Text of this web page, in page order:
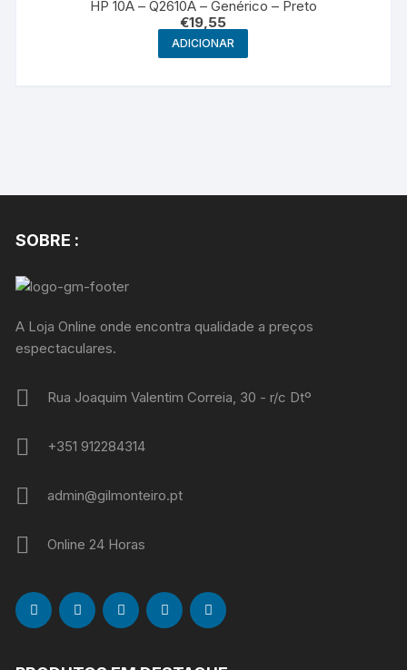
HP 10A – Q2610A – Genérico – Preto
€19,55
ADICIONAR
SOBRE :
A Loja Online onde encontra qualidade a preços
espectaculares.
Rua Joaquim Valentim Correia, 30 - r/c Dtº
+351 912284314
admin@gilmonteiro.pt
Online 24 Horas